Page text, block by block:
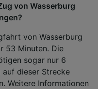
von Wasserburg
von Wasserburg
53 Minuten. Die
sogar nur 6
auf dieser Strecke
Weitere Informationen